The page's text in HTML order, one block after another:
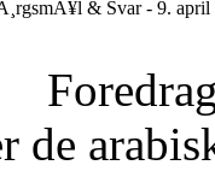
& Svar - 9. april
de